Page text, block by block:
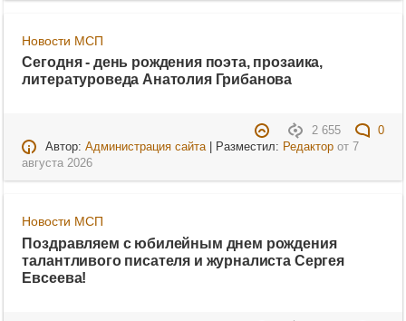
Новости МСП
Сегодня - день рождения поэта, прозаика,
литературоведа Анатолия Грибанова
2 655
0
Автор: Администрация сайта| Разместил: Редакторот 7
августа 2026
Новости МСП
Поздравляем с юбилейным днем рождения
талантливого писателя и журналиста Сергея
Евсеева!